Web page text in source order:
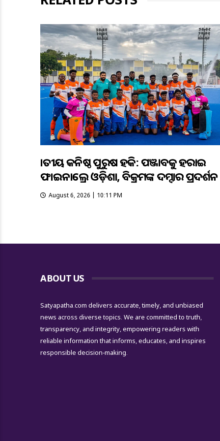
ଜାତୀୟ କନିଷ୍ଠ ପୁରୁଷ ହକି: ପଞ୍ଜାବକୁ ହରାଇ
ଫାଇନାଲ୍ରେ ଓଡ଼ିଶା, ବିକ୍ରମଙ୍କ ଦମ୍ଦାର ପ୍ରଦର୍ଶନ
August 6, 2026 | 10:11 PM
ABOUT US
Satyapatha.com delivers accurate, timely, and unbiased
news across diverse topics. We are committed to truth,
transparency, and integrity, empowering readers with
reliable information that informs, educates, and inspires
responsible decision-making.